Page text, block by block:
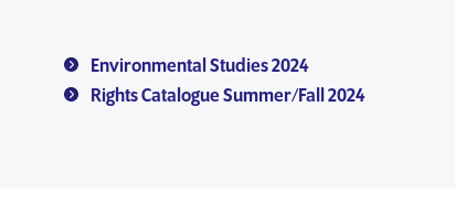
Environmental Studies 2024
Rights Catalogue Summer/Fall 2024